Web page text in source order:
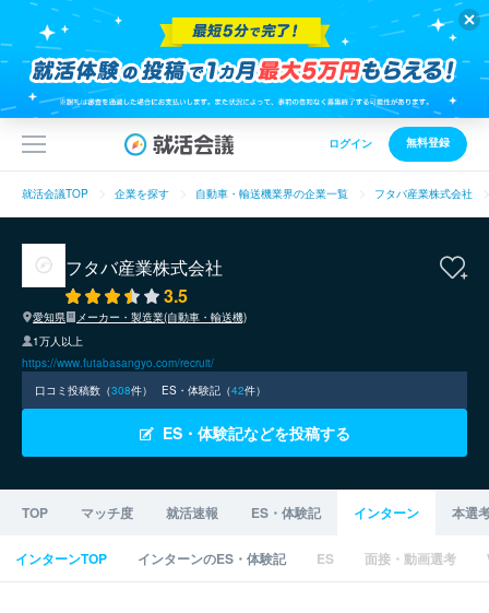
ログイン 無料登録
就活会議TOP 企業を探す 自動車・輸送機業界の企業一覧 フタバ産業株式会社
フタバ産業株式会社
3.5
愛知県
メーカー・製造業(自動車・輸送機)
1万人以上
https://www.futabasangyo.com/recruit/
口コミ投稿数（308件） ES・体験記（42件）
ES・体験記などを投稿する
TOP マッチ度 就活速報 ES・体験記 インターン 本選
インターンTOP インターンのES・体験記 ES 面接・動画選考